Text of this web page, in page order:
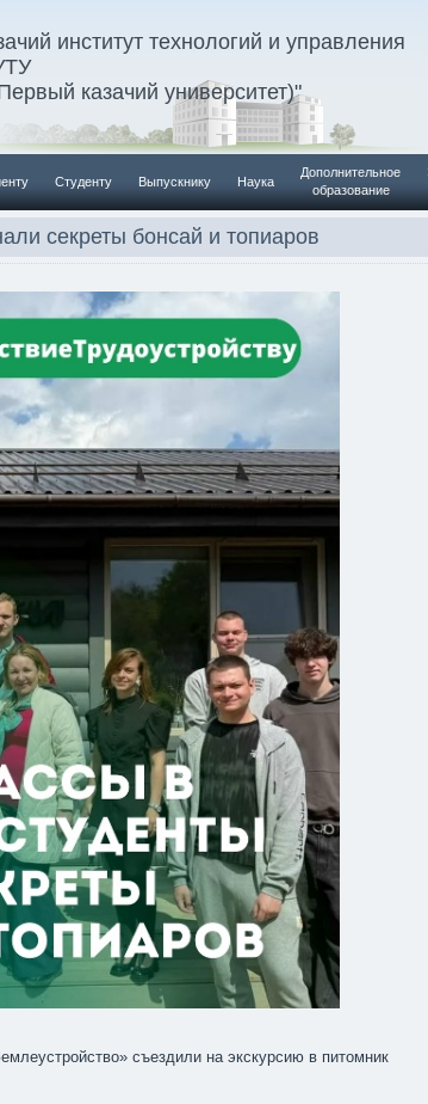
институт технологий и управления
казачий университет)"
Студенту Выпускнику Наука
Дополнительное
образование
секреты бонсай и топиаров
съездили на экскурсию в питомник